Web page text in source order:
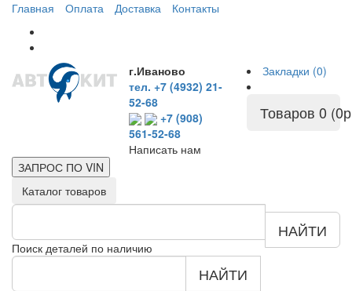
Главная Оплата Доставка Контакты
г.Иваново
тел. +7 (4932) 21-
52-68
+7 (908)
561-52-68
Написать нам
Закладки (0)
Товаров 0
ЗАПРОС ПО VIN
Каталог товаров
Поиск деталей по наличию
НАЙТИ
НАЙТИ